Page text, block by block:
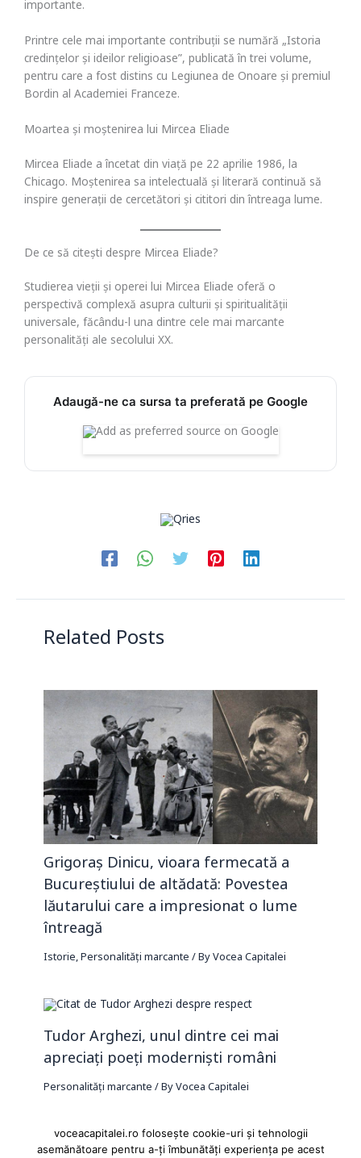
importante.
Printre cele mai importante contribuții se numără „Istoria
credințelor și ideilor religioase”, publicată în trei volume,
pentru care a fost distins cu Legiunea de Onoare și premiul
Bordin al Academiei Franceze.
Moartea și moștenirea lui Mircea Eliade
Mircea Eliade a încetat din viață pe 22 aprilie 1986, la
Chicago. Moștenirea sa intelectuală și literară continuă să
inspire generații de cercetători și cititori din întreaga lume.
De ce să citești despre Mircea Eliade?
Studierea vieții și operei lui Mircea Eliade oferă o
perspectivă complexă asupra culturii și spiritualității
universale, făcându-l una dintre cele mai marcante
personalități ale secolului XX.
Adaugă-ne ca sursa ta preferată pe Google
Related Posts
Grigoraș Dinicu, vioara fermecată a
Bucureștiului de altădată: Povestea
lăutarului care a impresionat o lume
întreagă
Istorie,Personalități marcante / ByVocea Capitalei
Tudor Arghezi, unul dintre cei mai
apreciați poeți moderniști români
Personalități marcante / ByVocea Capitalei
voceacapitalei.ro folosește cookie-uri și tehnologii
asemănătoare pentru a-ți îmbunătăți experiența pe acest